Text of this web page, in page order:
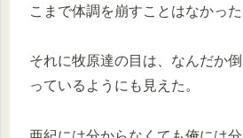
こまで体調を崩すことはなかった
それに牧原達の目は、なんだか
っているようにも見えた。